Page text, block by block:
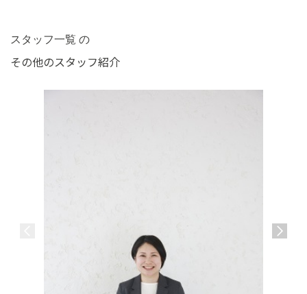
スタッフ一覧 の
その他のスタッフ紹介